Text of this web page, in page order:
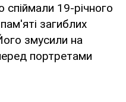
19-річного
загиблих
змусили на
портретами